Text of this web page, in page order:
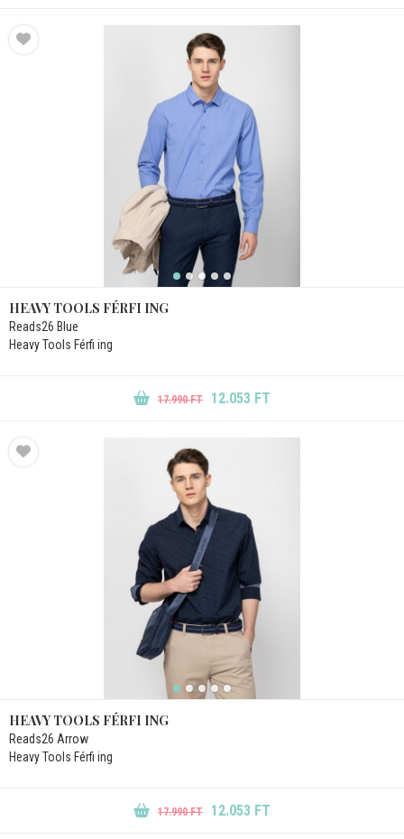
HEAVY TOOLS FÉRFI ING
Reads26 Blue
Heavy Tools Férfi ing
17.990 FT 12.053 FT
HEAVY TOOLS FÉRFI ING
Reads26 Arrow
Heavy Tools Férfi ing
17.990 FT 12.053 FT